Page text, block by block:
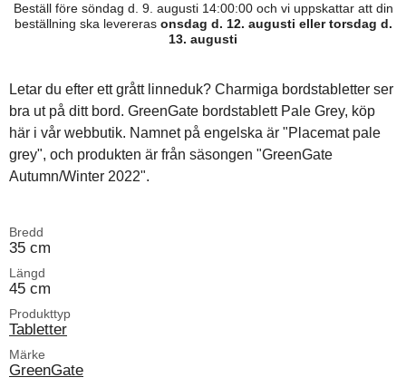
Beställ före söndag d. 9. augusti 14:00:00 och vi uppskattar att din
beställning ska levereras onsdag d. 12. augusti eller torsdag d.
13. augusti
Letar du efter ett grått linneduk? Charmiga bordstabletter ser
bra ut på ditt bord. GreenGate bordstablett Pale Grey, köp
här i vår webbutik. Namnet på engelska är "Placemat pale
grey", och produkten är från säsongen "GreenGate
Autumn/Winter 2022".
Bredd
35 cm
Längd
45 cm
Produkttyp
Tabletter
Märke
GreenGate